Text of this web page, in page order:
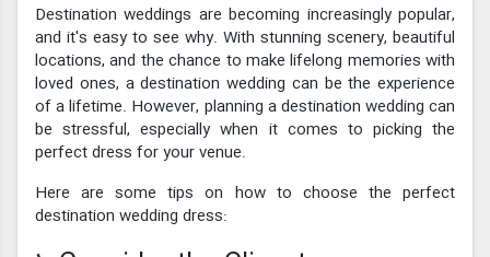
Destination weddings are becoming increasingly popular,
and it's easy to see why. With stunning scenery, beautiful
locations, and the chance to make lifelong memories with
loved ones, a destination wedding can be the experience
of a lifetime. However, planning a destination wedding can
be stressful, especially when it comes to picking the
perfect dress for your venue.
Here are some tips on how to choose the perfect
destination wedding dress: